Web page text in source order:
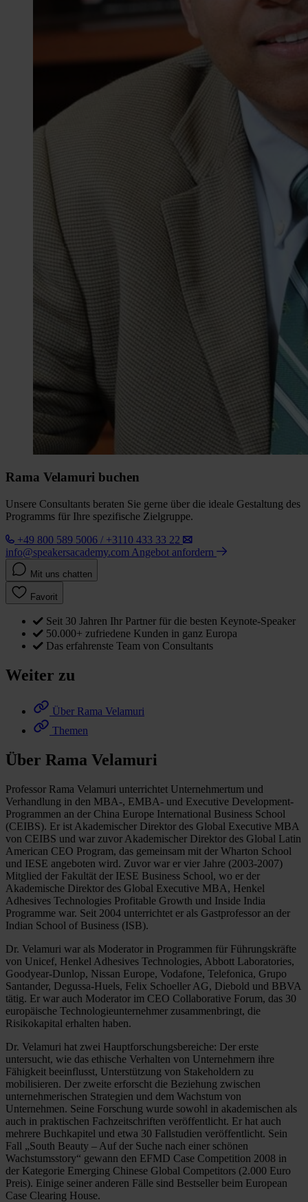
Rama Velamuri buchen
Unsere Consultants beraten Sie gerne über die ideale Gestaltung des
Programms für Ihre spezifische Zielgruppe.
+49 800 589 5006 / +3110 433 33 22
info@speakersacademy.com Angebot anfordern
Mit uns chatten
Favorit
Seit 30 Jahren Ihr Partner für die besten Keynote-Speaker
50.000+ zufriedene Kunden in ganz Europa
Das erfahrenste Team von Consultants
Weiter zu
Über Rama Velamuri
Themen
Über Rama Velamuri
Professor Rama Velamuri unterrichtet Unternehmertum und
Verhandlung in den MBA-, EMBA- und Executive Development-
Programmen an der China Europe International Business School
(CEIBS). Er ist Akademischer Direktor des Global Executive MBA
von CEIBS und war zuvor Akademischer Direktor des Global Latin
American CEO Program, das gemeinsam mit der Wharton School
und IESE angeboten wird. Zuvor war er vier Jahre (2003-2007)
Mitglied der Fakultät der IESE Business School, wo er der
Akademische Direktor des Global Executive MBA, Henkel
Adhesives Technologies Profitable Growth und Inside India
Programme war. Seit 2004 unterrichtet er als Gastprofessor an der
Indian School of Business (ISB).
Dr. Velamuri war als Moderator in Programmen für Führungskräfte
von Unicef, Henkel Adhesives Technologies, Abbott Laboratories,
Goodyear-Dunlop, Nissan Europe, Vodafone, Telefonica, Grupo
Santander, Degussa-Huels, Felix Schoeller AG, Diebold und BBVA
tätig. Er war auch Moderator im CEO Collaborative Forum, das 30
europäische Technologieunternehmer zusammenbringt, die
Risikokapital erhalten haben.
Dr. Velamuri hat zwei Hauptforschungsbereiche: Der erste
untersucht, wie das ethische Verhalten von Unternehmern ihre
Fähigkeit beeinflusst, Unterstützung von Stakeholdern zu
mobilisieren. Der zweite erforscht die Beziehung zwischen
unternehmerischen Strategien und dem Wachstum von
Unternehmen. Seine Forschung wurde sowohl in akademischen als
auch in praktischen Fachzeitschriften veröffentlicht. Er hat auch
mehrere Buchkapitel und etwa 30 Fallstudien veröffentlicht. Sein
Fall „South Beauty – Auf der Suche nach einer schönen
Wachstumsstory“ gewann den EFMD Case Competition 2008 in
der Kategorie Emerging Chinese Global Competitors (2.000 Euro
Preis). Einige seiner anderen Fälle sind Bestseller beim European
Case Clearing House.